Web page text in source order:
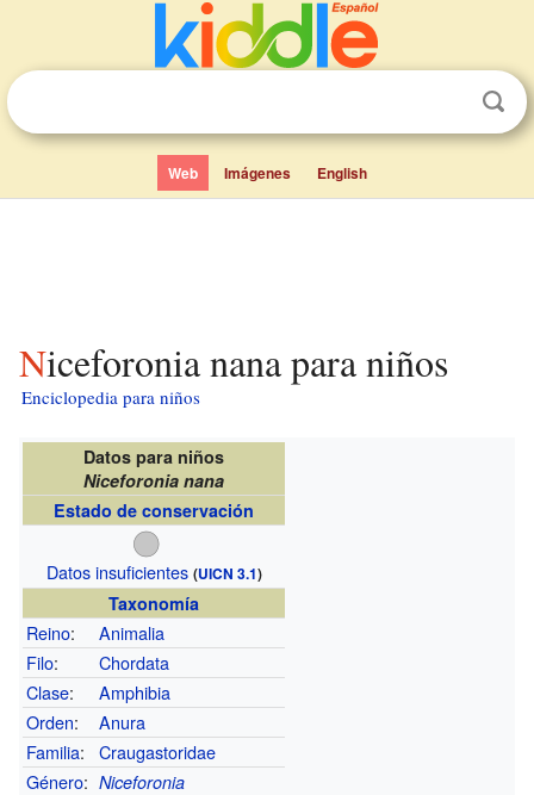
Web Imágenes English
Niceforonia nana para niños
Enciclopedia para niños
Datos para niños
Niceforonia nana
Estado de conservación
Datos insuficientes (UICN 3.1)
Taxonomía
Reino:
Animalia
Filo:
Chordata
Clase:
Amphibia
Orden:
Anura
Familia:
Craugastoridae
Género: Niceforonia